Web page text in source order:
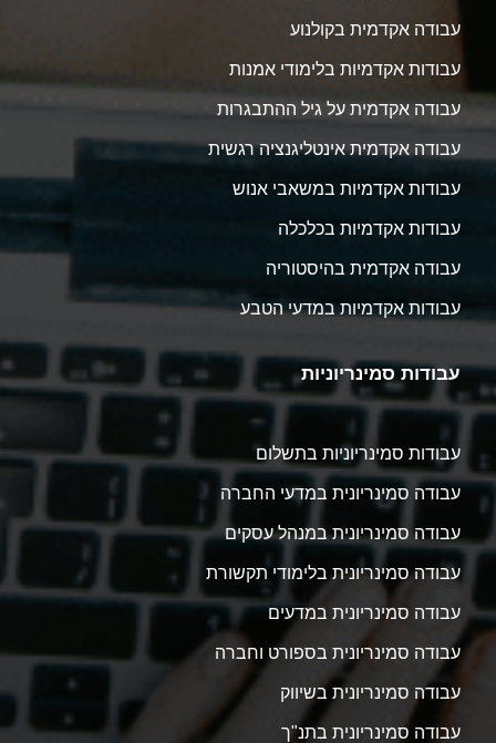
עבודה אקדמית בקולנוע
עבודות אקדמיות בלימודי אמנות
עבודה אקדמית על גיל ההתבגרות
עבודה אקדמית אינטליגנציה רגשית
עבודות אקדמיות במשאבי אנוש
עבודות אקדמיות בכלכלה
עבודה אקדמית בהיסטוריה
עבודות אקדמיות במדעי הטבע
עבודות סמינריוניות
עבודות סמינריוניות בתשלום
עבודה סמינריונית במדעי החברה
עבודה סמינריונית במנהל עסקים
עבודה סמינריונית בלימודי תקשורת
עבודה סמינריונית במדעים
עבודה סמינריונית בספורט וחברה
עבודה סמינריונית בשיווק
עבודה סמינריונית בתנ"ך